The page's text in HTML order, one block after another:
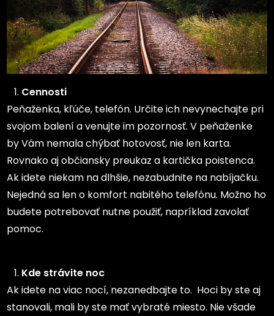
Cennosti
Peňaženka, kľúče, telefón. Určite ich nevynechajte pri
svojom balení a venujte im pozornosť. V peňaženke
by Vám nemala chýbať hotovosť, nie len karta.
Rovnako aj občiansky preukaz a kartička poistenca.
Ak idete niekam na dlhšie, nezabudnite na nabíjačku.
Nejedná sa len o komfort nabitého telefónu. Možno ho
budete potrebovať nutne použiť, napríklad zavolať
pomoc.
Kde strávite noc
Ak idete na viac nocí, nezanedbajte to. Hoci by ste aj
stanovali, mali by ste mať vybraté miesto. Nie všade